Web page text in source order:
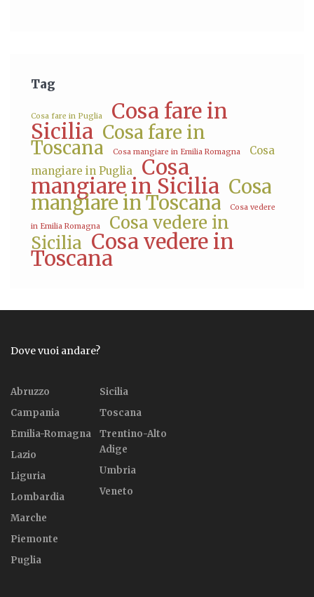
Tag
Cosa fare in Puglia Cosa fare in
Sicilia Cosa fare in
Toscana Cosa mangiare in Emilia Romagna
Cosa
mangiare in Puglia
Cosa
mangiare in Sicilia Cosa
mangiare in Toscana Cosa vedere
in Emilia Romagna
Cosa vedere in
Sicilia Cosa vedere in
Toscana
Dove vuoi andare?
Abruzzo
Campania
Emilia-Romagna
Lazio
Liguria
Lombardia
Marche
Piemonte
Puglia
Sicilia
Toscana
Trentino-Alto
Adige
Umbria
Veneto